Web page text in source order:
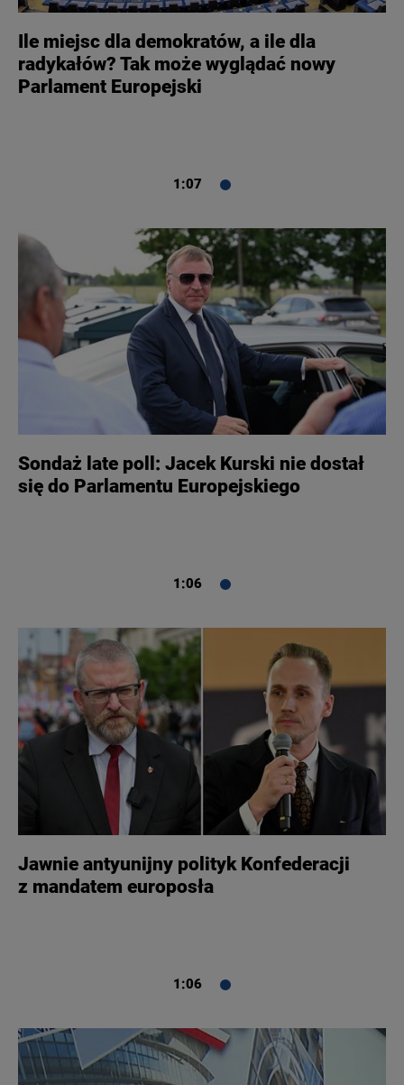
Ile miejsc dla demokratów, a ile dla
radykałów? Tak może wyglądać nowy
Parlament Europejski
1:07
Sondaż late poll: Jacek Kurski nie dostał
się do Parlamentu Europejskiego
1:06
Jawnie antyunijny polityk Konfederacji
z mandatem europosła
1:06